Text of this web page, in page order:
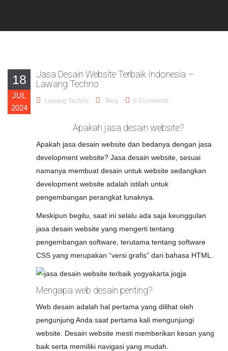
18
JUL
2024
Jasa Desain Website Terbaik Indonesia –
Lawang Techno
Lawang Techno Blog 0 Comments
Apakah jasa desain website?
Apakah jasa desain website dan bedanya dengan jasa
development website? Jasa desain website, sesuai
namanya membuat desain untuk website sedangkan
development website adalah istilah untuk
pengembangan perangkat lunaknya.
Meskipun begitu, saat ini selalu ada saja keunggulan
jasa desain website yang mengerti tentang
pengembangan software, terutama tentang software
CSS yang merupakan “versi grafis” dari bahasa HTML.
Mengapa web desain penting?
Web desain adalah hal pertama yang dilihat oleh
pengunjung Anda saat pertama kali mengunjungi
website. Desain website mesti memberikan kesan yang
baik serta memiliki navigasi yang mudah.